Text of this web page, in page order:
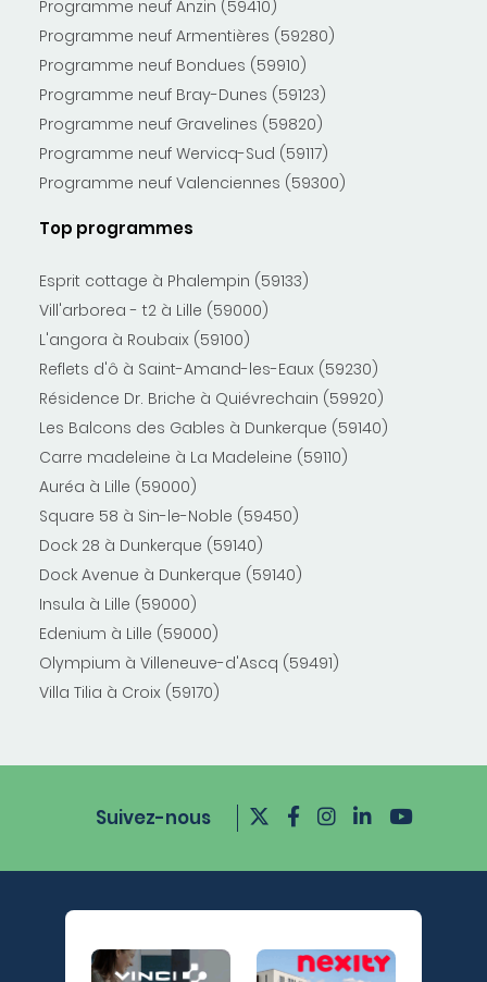
Programme neuf Anzin (59410)
Programme neuf Armentières (59280)
Programme neuf Bondues (59910)
Programme neuf Bray-Dunes (59123)
Programme neuf Gravelines (59820)
Programme neuf Wervicq-Sud (59117)
Programme neuf Valenciennes (59300)
Top programmes
Esprit cottage à Phalempin (59133)
Vill'arborea - t2 à Lille (59000)
L'angora à Roubaix (59100)
Reflets d'ô à Saint-Amand-les-Eaux (59230)
Résidence Dr. Briche à Quiévrechain (59920)
Les Balcons des Gables à Dunkerque (59140)
Carre madeleine à La Madeleine (59110)
Auréa à Lille (59000)
Square 58 à Sin-le-Noble (59450)
Dock 28 à Dunkerque (59140)
Dock Avenue à Dunkerque (59140)
Insula à Lille (59000)
Edenium à Lille (59000)
Olympium à Villeneuve-d'Ascq (59491)
Villa Tilia à Croix (59170)
Suivez-nous